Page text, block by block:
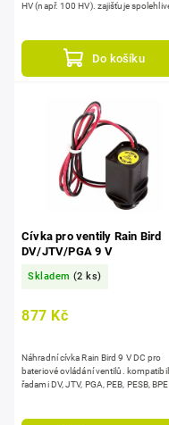
Do košíku
HV (např. 100 HV). zajišťuje spolehlivé
Cívka pro ventily Rain Bird
DV/JTV/PGA 9 V
Skladem (2 ks)
877 Kč
Náhradní cívka Rain Bird 9 V DC pro
bateriové ovládání ventilů. kompatibilní s
řadami DV, JTV, PGA, PEB, PESB, BPE,